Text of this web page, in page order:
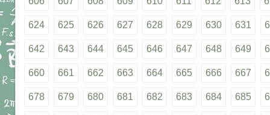
624 625 626 627 628 629 630 631
642 643 644 645 646 647 648 649
660 661 662 663 664 665 666 667
678 679 680 681 682 683 684 685